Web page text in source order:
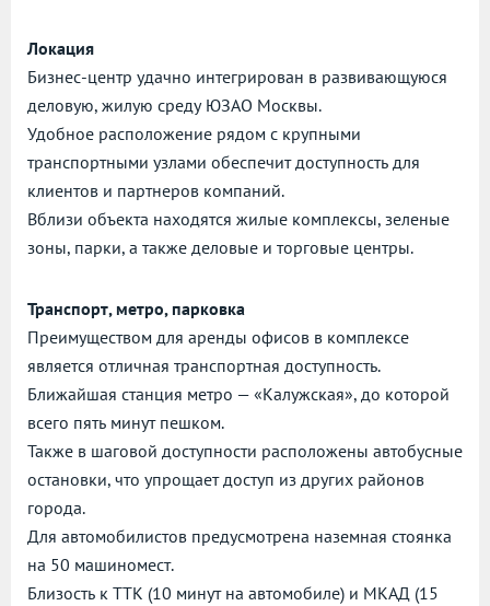
Локация
Бизнес-центр удачно интегрирован в развивающуюся
деловую, жилую среду ЮЗАО Москвы.
Удобное расположение рядом с крупными
транспортными узлами обеспечит доступность для
клиентов и партнеров компаний.
Вблизи объекта находятся жилые комплексы, зеленые
зоны, парки, а также деловые и торговые центры.
Транспорт, метро, парковка
Преимуществом для аренды офисов в комплексе
является отличная транспортная доступность.
Ближайшая станция метро — «Калужская», до которой
всего пять минут пешком.
Также в шаговой доступности расположены автобусные
остановки, что упрощает доступ из других районов
города.
Для автомобилистов предусмотрена наземная стоянка
на 50 машиномест.
Близость к ТТК (10 минут на автомобиле) и МКАД (15